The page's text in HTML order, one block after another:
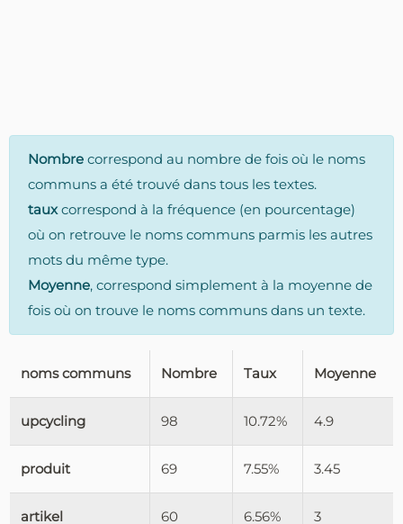
Nombre correspond au nombre de fois où le noms
communs a été trouvé dans tous les textes.
tauxcorrespond à la fréquence (en pourcentage)
où on retrouve le noms communs parmis les autres
mots du même type.
Moyenne, correspond simplement à la moyenne de
fois où on trouve le noms communs dans un texte.
noms communs Nombre Taux Moyenne
upcycling 98 10.72% 4.9
produit 69 7.55% 3.45
artikel 60 6.56% 3